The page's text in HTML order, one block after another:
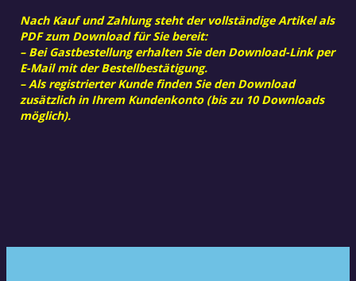
Nach Kauf und Zahlung steht der vollständige Artikel als
PDF zum Download für Sie bereit:
– Bei Gastbestellung erhalten Sie den Download-Link per
E-Mail mit der Bestellbestätigung.
– Als registrierter Kunde finden Sie den Download
zusätzlich in Ihrem Kundenkonto (bis zu 10 Downloads
möglich).